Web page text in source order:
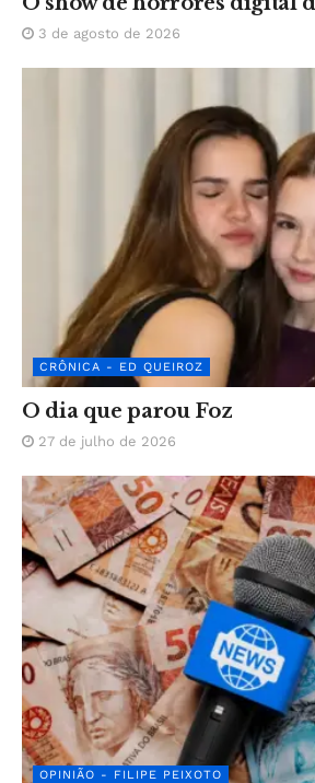
3 de agosto de 2026
CRÔNICA - ED QUEIROZ
O dia que parou Foz
27 de julho de 2026
OPINIÃO - FILIPE PEIXOTO